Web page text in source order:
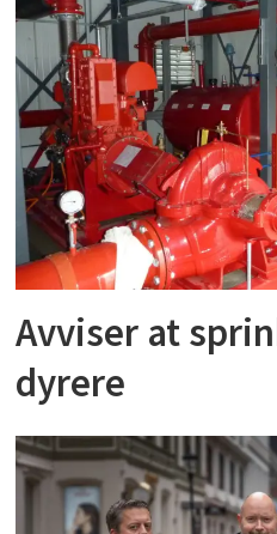
Avviser at
dyrere